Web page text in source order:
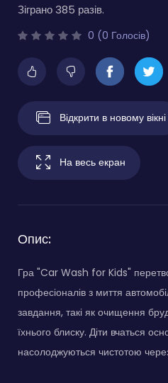
Зіграно 385 разів.
0 (0 Голосів)
Відкрити в новому вікні
На весь екран
Опис:
Гра "Car Wash for Kids"
професіоналів з миття
завдання, такі як очищення
їхнього блиску. Діти вчаться
насолоджуються чистотою через